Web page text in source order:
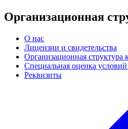
Организационная
О нас
Лицензии и свидетельства
Организационная структура
Специальная оценка условий
Реквизиты